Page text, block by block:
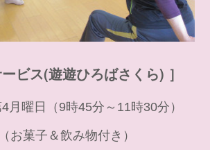
ービス(遊遊ひろばさくら) ］
月曜日（9時45分～11時30分）
お菓子＆飲み物付き）